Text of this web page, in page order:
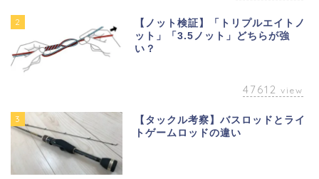
2
【ノット検証】「トリプルエイトノ
ット」「3.5ノット」どちらが強
い？
47612 view
3
【タックル考察】バスロッドとライ
トゲームロッドの違い